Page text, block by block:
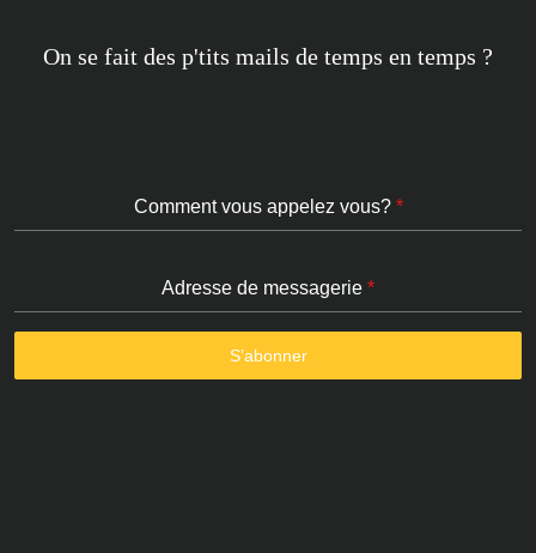
On se fait des p'tits mails de temps en temps ?
Comment vous appelez vous? *
Adresse de messagerie *
S’abonner